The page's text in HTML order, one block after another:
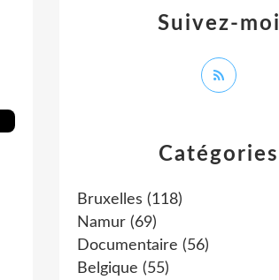
Catégories
Bruxelles (118)
Namur (69)
Documentaire (56)
Belgique (55)
Suivez-moi